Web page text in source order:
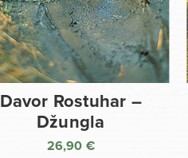
Davor Rostuhar –
Džungla
26,90 €